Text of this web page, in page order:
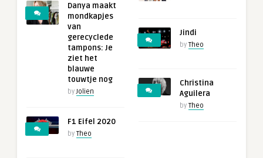
Danya maakt
mondkapjes
van
gerecyclede
tampons: Je
ziet het
blauwe
touwtje nog
by Jolien
F1 Eifel 2020
by Theo
Jindi
by Theo
Christina
Aguilera
by Theo